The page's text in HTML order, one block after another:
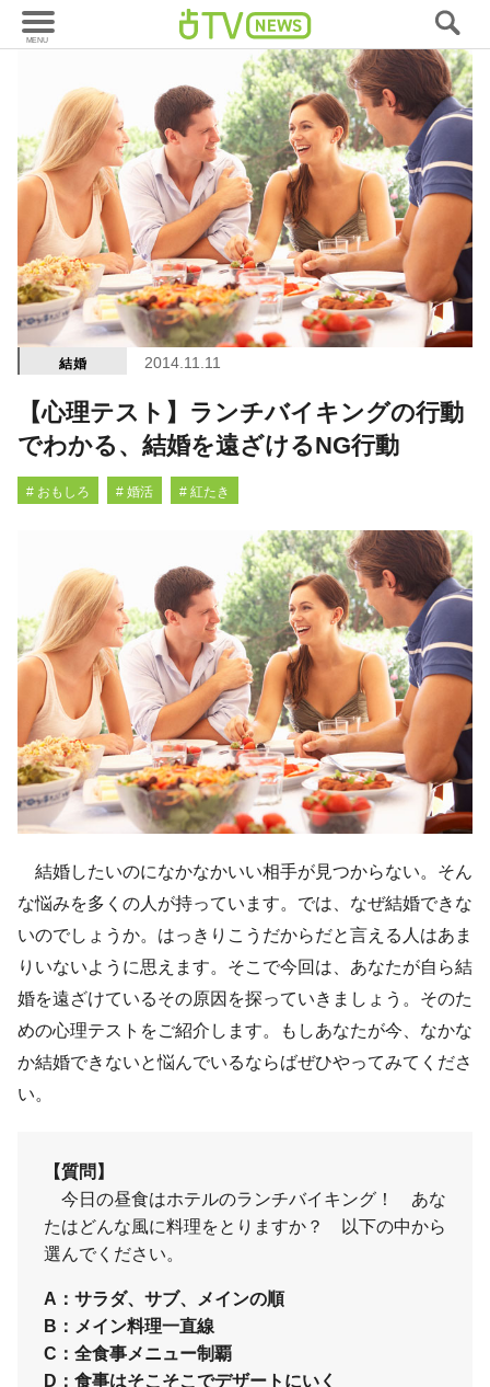
結婚 2014.11.11
【心理テスト】ランチバイキングの行動
でわかる、結婚を遠ざけるNG行動
# おもしろ # 婚活 # 紅たき
結婚したいのになかなかいい相手が見つからない。そん
な悩みを多くの人が持っています。では、なぜ結婚できな
いのでしょうか。はっきりこうだからだと言える人はあま
りいないように思えます。そこで今回は、あなたが自ら結
婚を遠ざけているその原因を探っていきましょう。そのた
めの心理テストをご紹介します。もしあなたが今、なかな
か結婚できないと悩んでいるならばぜひやってみてくださ
い。
【質問】
今日の昼食はホテルのランチバイキング！ あな
たはどんな風に料理をとりますか？ 以下の中から
選んでください。
A：サラダ、サブ、メインの順
B：メイン料理一直線
C：全食事メニュー制覇
D：食事はそこそこでデザートにいく